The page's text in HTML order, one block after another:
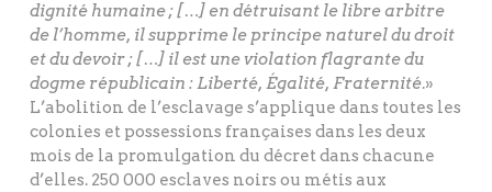
dignité humaine ; […] en détruisant le libre arbitre
de l’homme, il supprime le principe naturel du droit
et du devoir ; […] il est une violation flagrante du
dogme républicain : Liberté, Égalité, Fraternité.»
L’abolition de l’esclavage s’applique dans toutes les
colonies et possessions françaises dans les deux
mois de la promulgation du décret dans chacune
d’elles. 250 000 esclaves noirs ou métis aux